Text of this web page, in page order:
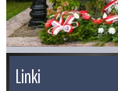
Linki